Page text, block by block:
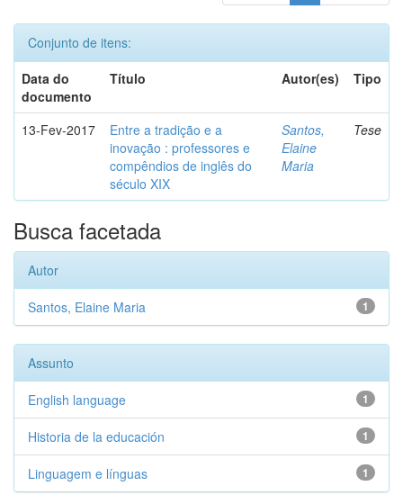
Conjunto de itens:
Data do
documento
Título Autor(es) Tipo
13-Fev-2017
Entre a tradição e a
inovação : professores e
compêndios de inglês do
século XIX
Santos,
Elaine
Maria
Tese
Busca facetada
Autor
1
Santos, Elaine Maria
Assunto
1
English language
1
Historia de la educación
1
Linguagem e línguas